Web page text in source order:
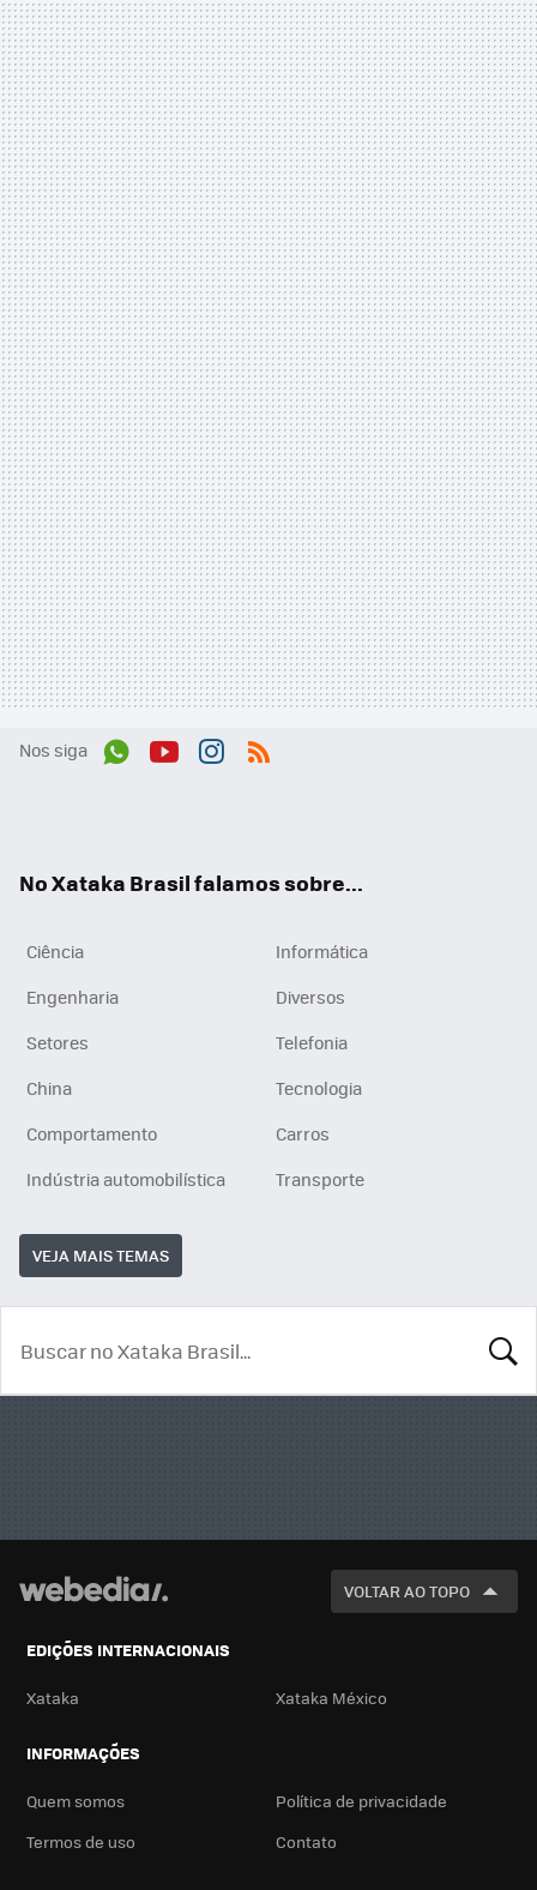
Nos siga
No Xataka Brasil falamos sobre...
Ciência
Informática
Engenharia
Diversos
Setores
Telefonia
China
Tecnologia
Comportamento
Carros
Indústria automobilística
Transporte
VEJA MAIS TEMAS
VOLTAR AO TOPO
EDIÇÕES INTERNACIONAIS
Xataka Xataka México
INFORMAÇÕES
Quem somos
Política de privacidade
Termos de uso
Contato